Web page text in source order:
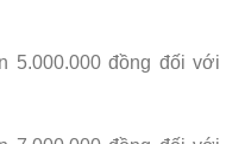
5.000.000 đồng đối với